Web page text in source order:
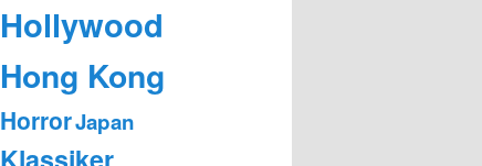
Hollywood
Hong Kong
HorrorJapan